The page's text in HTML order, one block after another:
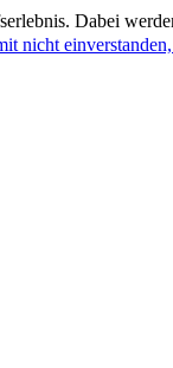
Dabei
nicht